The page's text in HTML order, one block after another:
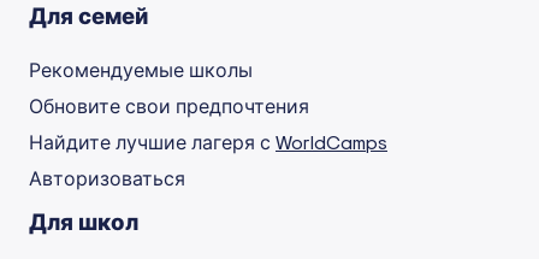
Для семей
Рекомендуемые школы
Обновите свои предпочтения
Найдите лучшие лагеря с WorldCamps
Авторизоваться
Для школ